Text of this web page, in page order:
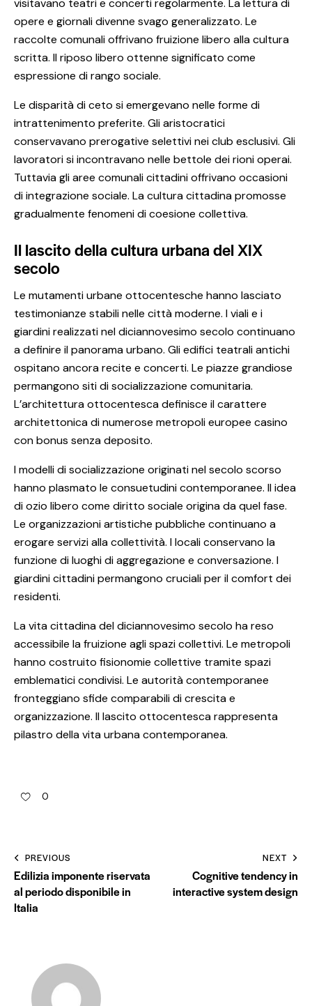
opere e giornali divenne svago generalizzato. Le
raccolte comunali offrivano fruizione libero alla cultura
scritta. Il riposo libero ottenne significato come
espressione di rango sociale.
Le disparità di ceto si emergevano nelle forme di
intrattenimento preferite. Gli aristocratici
conservavano prerogative selettivi nei club esclusivi. Gli
lavoratori si incontravano nelle bettole dei rioni operai.
Tuttavia gli aree comunali cittadini offrivano occasioni
di integrazione sociale. La cultura cittadina promosse
gradualmente fenomeni di coesione collettiva.
Il lascito della cultura urbana del XIX
secolo
Le mutamenti urbane ottocentesche hanno lasciato
testimonianze stabili nelle città moderne. I viali e i
giardini realizzati nel diciannovesimo secolo continuano
a definire il panorama urbano. Gli edifici teatrali antichi
ospitano ancora recite e concerti. Le piazze grandiose
permangono siti di socializzazione comunitaria.
L’architettura ottocentesca definisce il carattere
architettonica di numerose metropoli europee casino
con bonus senza deposito.
I modelli di socializzazione originati nel secolo scorso
hanno plasmato le consuetudini contemporanee. Il idea
di ozio libero come diritto sociale origina da quel fase.
Le organizzazioni artistiche pubbliche continuano a
erogare servizi alla collettività. I locali conservano la
funzione di luoghi di aggregazione e conversazione. I
giardini cittadini permangono cruciali per il comfort dei
residenti.
La vita cittadina del diciannovesimo secolo ha reso
accessibile la fruizione agli spazi collettivi. Le metropoli
hanno costruito fisionomie collettive tramite spazi
emblematici condivisi. Le autorità contemporanee
fronteggiano sfide comparabili di crescita e
organizzazione. Il lascito ottocentesca rappresenta
pilastro della vita urbana contemporanea.
0
PREVIOUS
Edilizia imponente riservata
al periodo disponibile in
Italia
NEXT
Cognitive tendency in
interactive system design